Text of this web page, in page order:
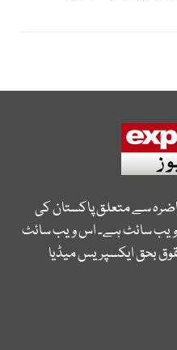
سے متعلق پاکستان کی
ویب سائٹ ہے۔ اس ویب سائٹ
بحق ایکسپریس میڈیا